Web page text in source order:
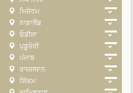
ਮਿਜ਼ੋਰਮ
ਨਾਗਾਲੈਂਡ
ਓਡੀਸ਼ਾ
ਪੁਡੂਚੇਰੀ
ਪੰਜਾਬ
ਰਾਜਸਥਾਨ
ਸਿੱਕਮ